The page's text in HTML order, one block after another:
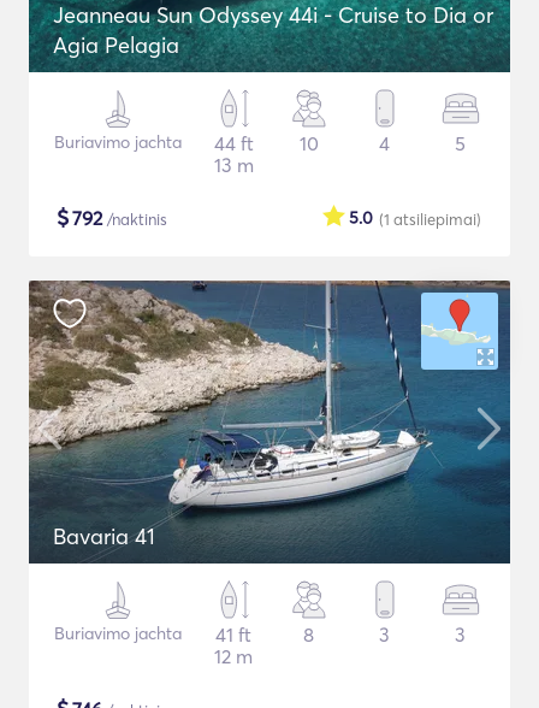
Jeanneau Sun Odyssey 44i - Cruise to Dia or
Agia Pelagia
Buriavimo jachta
44 ft
13 m
10 4 5
$792/naktinis (1 atsiliepimai)
5.0
Bavaria 41
Buriavimo jachta
41 ft
12 m
8 3 3